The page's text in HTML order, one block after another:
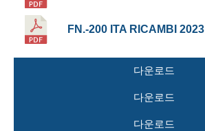
FN.-200 ITA RICAMBI 2023
다운로드
다운로드
다운로드